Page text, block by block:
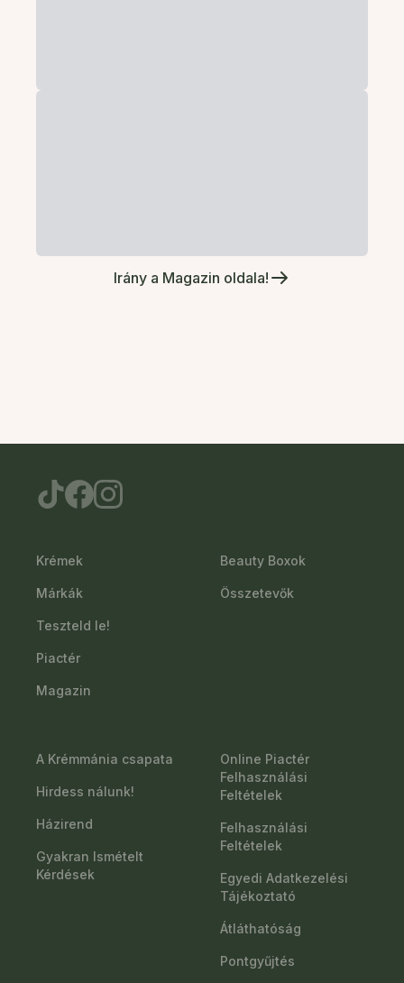
Irány a Magazin oldala!
Krémek
Márkák
Teszteld le!
Piactér
Magazin
Beauty Boxok
Összetevők
A Krémmánia csapata
Hirdess nálunk!
Házirend
Gyakran Ismételt
Kérdések
Online Piactér
Felhasználási
Feltételek
Felhasználási
Feltételek
Egyedi Adatkezelési
Tájékoztató
Átláthatóság
Pontgyűjtés